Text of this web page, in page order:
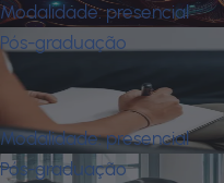
Modalidade: presencial
Pós-graduação
Psicologia
Clínica
Modalidade: presencial
Pós-graduação